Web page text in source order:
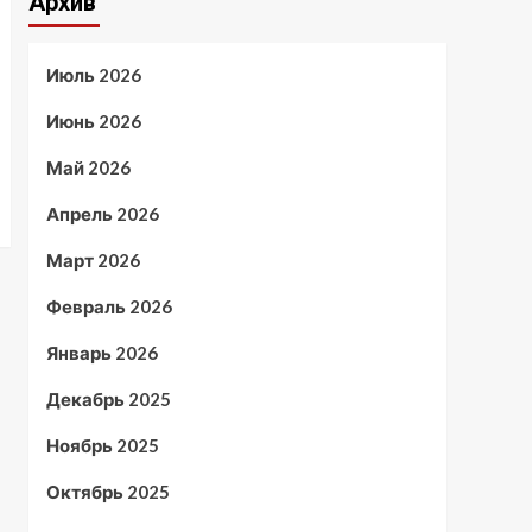
Июль 2026
Июнь 2026
Май 2026
Апрель 2026
Март 2026
Февраль 2026
Январь 2026
Декабрь 2025
Ноябрь 2025
Октябрь 2025